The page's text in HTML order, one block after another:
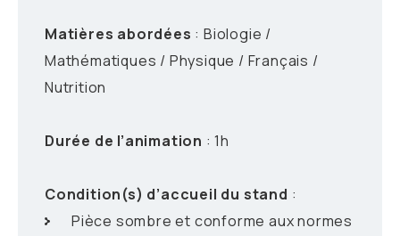
Matières abordées : Biologie /
Mathématiques / Physique / Français /
Nutrition
Durée de l’animation : 1h
Condition(s) d’accueil du stand :
Pièce sombre et conforme aux normes